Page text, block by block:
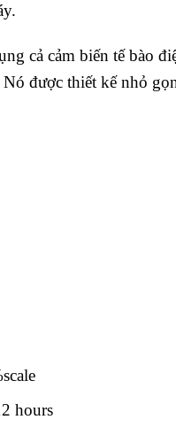
cả cảm biến tế bào
được thiết kế nhỏ
hours